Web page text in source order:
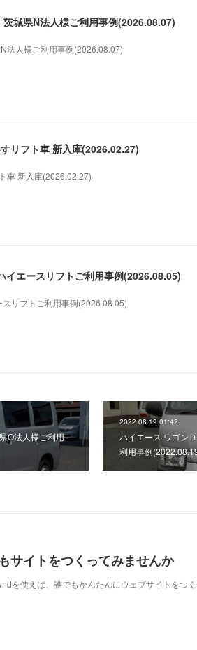
城県N法人様ご利用事例(2026.08.07)
法人様ご利用事例(2026.08.07)
リフト車 新入庫(2026.02.27)
車 新入庫(2026.02.27)
エースリフトご利用事例(2026.08.05)
リフトご利用事例(2026.08.05)
O法人様ご利用
2022.08.19 01:42
ハイエース ワゴン
利用事例
サイトをつくってみませんか
を使えば、誰でもかんたんにウェブサイトをつく